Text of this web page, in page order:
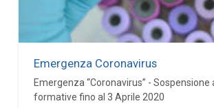
Emergenza Coronavirus
Emergenza “Coronavirus” - Sospensione
formative fino al 3 Aprile 2020